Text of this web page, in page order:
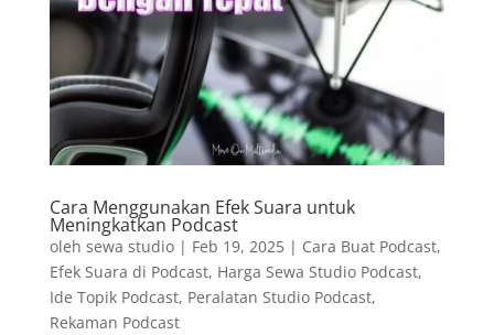
Cara Menggunakan Efek Suara untuk
Meningkatkan Podcast
oleh sewa studio| Feb 19, 2025| Cara Buat Podcast,
Efek Suara di Podcast, Harga Sewa Studio Podcast,
Ide Topik Podcast, Peralatan Studio Podcast,
Rekaman Podcast